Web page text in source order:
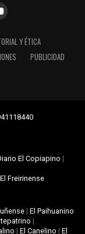
Y ÉTICA
PUBLICIDAD
El Copiapino |
El Freirinense
| El Paihuanino
|
|El Canelino |El